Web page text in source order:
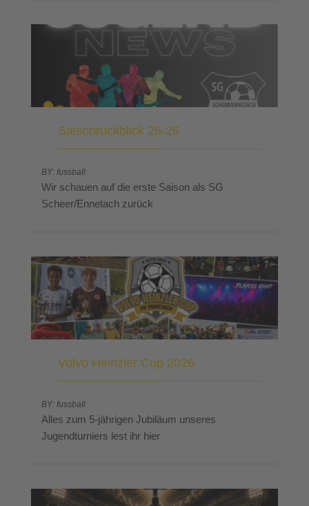
Saisonrückblick 25-26
BY: fussball
Wir schauen auf die erste Saison als SG
Scheer/Ennetach zurück
Volvo Heinzler Cup 2026
BY: fussball
Alles zum 5-jährigen Jubiläum unseres
Jugendturniers lest ihr hier